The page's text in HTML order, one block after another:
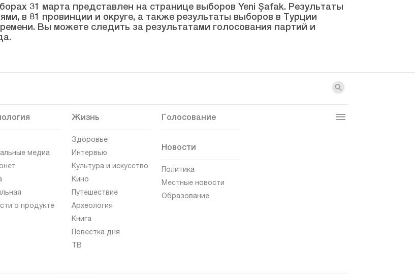
31 марта представлен на странице выборов Yeni Şafak. Результаты
в 81 провинции и округе, а также результаты выборов в Турции
Вы можете следить за результатами голосования партий и
медиа
о продукте
Жизнь
Здоровье
Интервью
Культура и искусство
Кино
Путешествие
Археология
Книга
Повестка дня
ТВ
Голосование
Новости
Политика
Местные новости
Образование